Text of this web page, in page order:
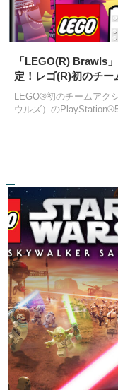
「LEGO(R) Brawls
定！レゴ(R)初のチー
LEGO®初のチームアク
ウルズ）の